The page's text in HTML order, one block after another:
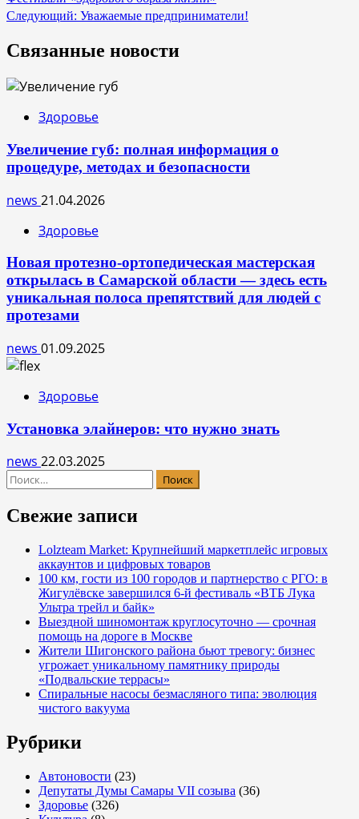
записям
Следующий: Уважаемые предприниматели!
Связанные новости
Здоровье
Увеличение губ: полная информация о
процедуре, методах и безопасности
news 21.04.2026
Здоровье
Новая протезно-ортопедическая мастерская
открылась в Самарской области — здесь есть
уникальная полоса препятствий для людей с
протезами
news 01.09.2025
Здоровье
Установка элайнеров: что нужно знать
news 22.03.2025
Найти:
Свежие записи
Lolzteam Market: Крупнейший маркетплейс игровых
аккаунтов и цифровых товаров
100 км, гости из 100 городов и партнерство с РГО: в
Жигулёвске завершился 6-й фестиваль «ВТБ Лука
Ультра трейл и байк»
Выездной шиномонтаж круглосуточно — срочная
помощь на дороге в Москве
Жители Шигонского района бьют тревогу: бизнес
угрожает уникальному памятнику природы
«Подвальские террасы»
Спиральные насосы безмасляного типа: эволюция
чистого вакуума
Рубрики
Автоновости (23)
Депутаты Думы Самары VII созыва (36)
Здоровье (326)